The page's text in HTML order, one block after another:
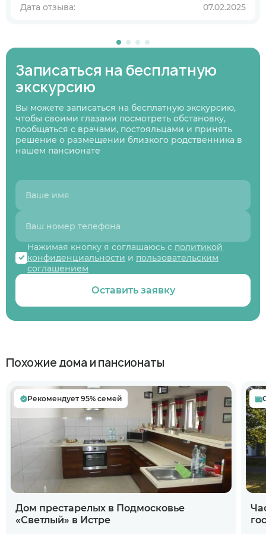
Дата отзыва: 07.02.2025
Записаться на бесплатную
экскурсию
Вы можете записаться на бесплатную экскурсию,
чтобы своими глазами посмотреть обстановку,
пообщаться с врачами, постояльцами и принять
решение о размещении близкого родственника в
нашем пансионате
Нажимая кнопку я соглашаюсь с политикой
конфиденциальности и пользовательским
соглашением
Оставить заявку
Похожие дома и пансионаты
Рекомендует 95% семей
Дом престарелых в Подмосковье
«Светлый» в Истре
Предыдущий вопрос
Следующий вопрос
01
Нажимая кнопку я соглашаюсь
конфиденциальности
соглашением
Оставить заявку
Нажимая кнопку я соглашаюсьс политикой
конфиденциальности
и пользовательским
соглашением
Перезвоните мне
с политикой
конфиденциальности
Записаться
с политикой
конфиденциальности
Записаться